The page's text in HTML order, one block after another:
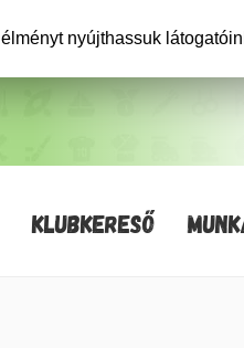
KLUBKERESŐ
nyújthassuk